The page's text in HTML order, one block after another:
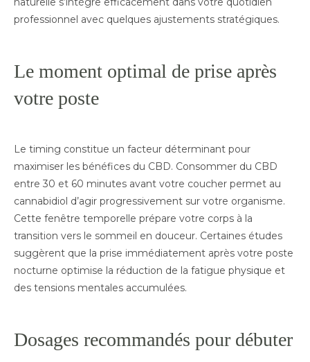
professionnel avec quelques ajustements stratégiques.
Le moment optimal de prise après
votre poste
Le timing constitue un facteur déterminant pour
maximiser les bénéfices du CBD. Consommer du CBD
entre 30 et 60 minutes avant votre coucher permet au
cannabidiol d’agir progressivement sur votre organisme.
Cette fenêtre temporelle prépare votre corps à la
transition vers le sommeil en douceur. Certaines études
suggèrent que la prise immédiatement après votre poste
nocturne optimise la réduction de la fatigue physique et
des tensions mentales accumulées.
Dosages recommandés pour débuter